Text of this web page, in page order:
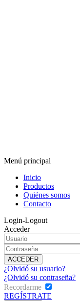
Menú principal
Inicio
Productos
Quiénes somos
Contacto
Login-Logout
Acceder
¿Olvidó su usuario?
¿Olvidó su contraseña?
Recordarme
REGÍSTRATE